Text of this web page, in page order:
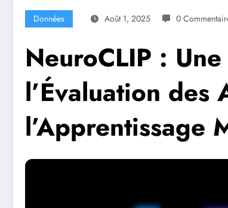
Données Août 1, 2025 0
NeuroCLIP :
l’Évaluation
l’Apprentissage